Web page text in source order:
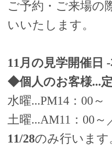
ご予約・ご来場の
いいたします。
11月の見学開催日
◆個人のお客様...
水曜...PM14：00～
土曜...AM11：00
11/28のみ行います